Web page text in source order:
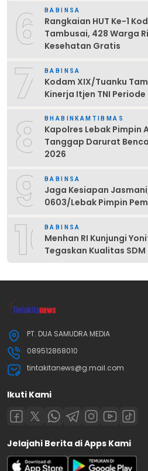
6 BABINSA
Rangkaian HUT Ke-1
Tambusai, 428 Warga
Kesehatan Gratis
7 BABINSA
Kodam XIX/Tuanku
Kinerja Itjen TNI Periode
8 BHABINKAMTIBMAS
Kapolres Lebak Pimpin
Tanggap Darurat
2026
9 BABINSA
Jaga Kesiapan
0603/Lebak Pimpin
10BABINSA
Menhan RI Kunjungi
Tegaskan Kualitas SDM
PT. DUA SAMUDRA MEDIA
089512868010
tintakitanews@g.mail.com
Ikuti Kami
Jelajahi Berita di Apps Kami